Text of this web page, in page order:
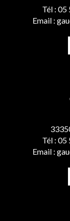
Tél : 05
Email :
Tél : 05
Email :